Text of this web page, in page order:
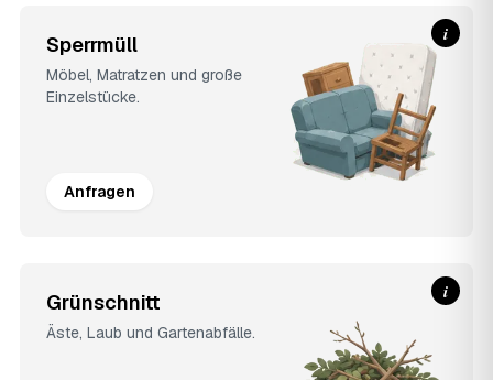
Sperrmüll
Möbel, Matratzen und große
Einzelstücke.
Anfragen
i
Grünschnitt
Äste, Laub und Gartenabfälle.
i